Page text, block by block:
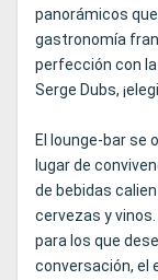
panorámicos
gastronomía
perfección con
Serge Dubs,
El lounge-bar se
lugar de
de bebidas
cervezas y
para los que
conversación, el